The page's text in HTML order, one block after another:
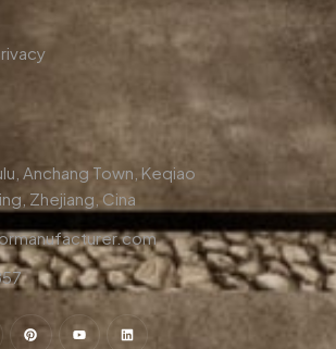
Anchang Town, Keqiao
Zhejiang, Cina